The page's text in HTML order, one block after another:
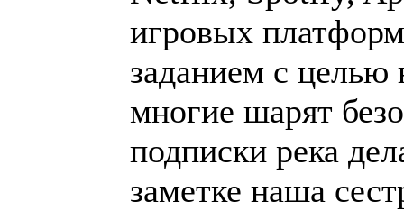
игровых
заданием с
многие шарят
подписки река
заметке наша